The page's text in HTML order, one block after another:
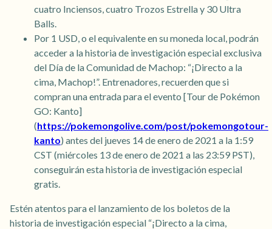
cuatro Inciensos, cuatro Trozos Estrella y 30 Ultra
Balls.
Por 1 USD, o el equivalente en su moneda local, podrán
acceder a la historia de investigación especial exclusiva
del Día de la Comunidad de Machop: “¡Directo a la
cima, Machop!”. Entrenadores, recuerden que si
compran una entrada para el evento [Tour de Pokémon
GO: Kanto]
(https://pokemongolive.com/post/pokemongotour-
kanto) antes del jueves 14 de enero de 2021 a la 1:59
CST (miércoles 13 de enero de 2021 a las 23:59 PST),
conseguirán esta historia de investigación especial
gratis.
Estén atentos para el lanzamiento de los boletos de la
historia de investigación especial “¡Directo a la cima,